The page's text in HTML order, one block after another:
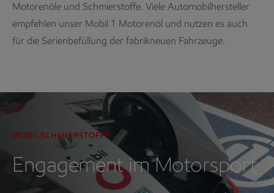
Motorenöle und Schmierstoffe. Viele Automobilhersteller
empfehlen unser Mobil 1 Motorenöl und nutzen es auch
für die Serienbefüllung der fabrikneuen Fahrzeuge.
MOBILSCHMIERSTOFFE
Engagement im Motorsport